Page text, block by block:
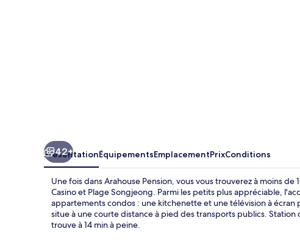
42+
PrésentationÉquipementsEmplacementPrixConditions
Une fois dans Arahouse Pension, vous vous trouverez à moins
Casino et Plage Songjeong. Parmi les petits plus appréciable,
appartements condos : une kitchenette et une télévision à
situe à une courte distance à pied des transports publics.
trouve à 14 min à peine.